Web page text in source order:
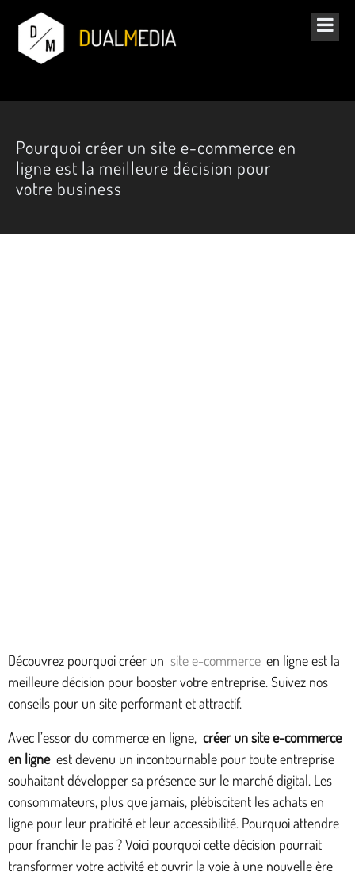
Pourquoi créer un site e-commerce en
ligne est la meilleure décision pour
votre business
Découvrez pourquoi créer un site e-commerce en ligne est la
meilleure décision pour booster votre entreprise. Suivez nos
conseils pour un site performant et attractif.
Avec l’essor du commerce en ligne, créer un site e-commerce
en ligne est devenu un incontournable pour toute entreprise
souhaitant développer sa présence sur le marché digital. Les
consommateurs, plus que jamais, plébiscitent les achats en
ligne pour leur praticité et leur accessibilité. Pourquoi attendre
pour franchir le pas ? Voici pourquoi cette décision pourrait
transformer votre activité et ouvrir la voie à une nouvelle ère